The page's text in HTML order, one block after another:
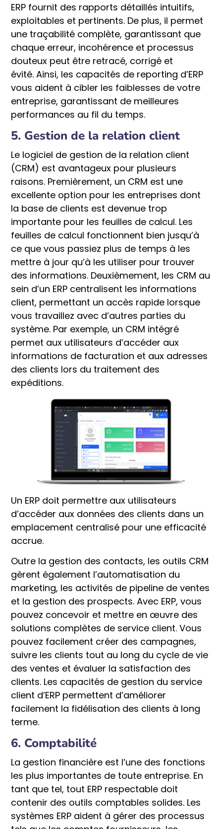
ERP fournit des rapports détaillés intuitifs,
exploitables et pertinents. De plus, il permet
une traçabilité complète, garantissant que
chaque erreur, incohérence et processus
douteux peut être retracé, corrigé et
évité. Ainsi, les capacités de reporting d’ERP
vous aident à cibler les faiblesses de votre
entreprise, garantissant de meilleures
performances au fil du temps.
5. Gestion de la relation client
Le logiciel de gestion de la relation client
(CRM) est avantageux pour plusieurs
raisons. Premièrement, un CRM est une
excellente option pour les entreprises dont
la base de clients est devenue trop
importante pour les feuilles de calcul. Les
feuilles de calcul fonctionnent bien jusqu’à
ce que vous passiez plus de temps à les
mettre à jour qu’à les utiliser pour trouver
des informations. Deuxièmement, les CRM au
sein d’un ERP centralisent les informations
client, permettant un accès rapide lorsque
vous travaillez avec d’autres parties du
système. Par exemple, un CRM intégré
permet aux utilisateurs d’accéder aux
informations de facturation et aux adresses
des clients lors du traitement des
expéditions.
Un ERP doit permettre aux utilisateurs
d’accéder aux données des clients dans un
emplacement centralisé pour une efficacité
accrue.
Outre la gestion des contacts, les outils CRM
gèrent également l’automatisation du
marketing, les activités de pipeline de ventes
et la gestion des prospects. Avec ERP, vous
pouvez concevoir et mettre en œuvre des
solutions complètes de service client. Vous
pouvez facilement créer des campagnes,
suivre les clients tout au long du cycle de vie
des ventes et évaluer la satisfaction des
clients. Les capacités de gestion du service
client d’ERP permettent d’améliorer
facilement la fidélisation des clients à long
terme.
6. Comptabilité
La gestion financière est l’une des fonctions
les plus importantes de toute entreprise. En
tant que tel, tout ERP respectable doit
contenir des outils comptables solides. Les
systèmes ERP aident à gérer des processus